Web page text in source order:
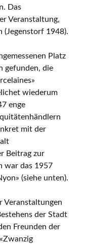
Das
Veranstaltung,
(Jegenstorf 1948).
Platz
gefunden, die
wiederum
enge
mit der
Beitrag zur
war das 1957
(siehe unten).
Veranstaltungen
der Stadt
Freunden der